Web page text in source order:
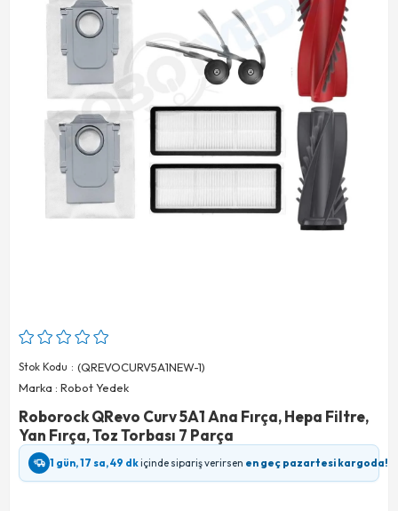
Stok Kodu
(QREVOCURV5A1NEW-1)
Marka : Robot Yedek
Roborock QRevo Curv 5A1 Ana Fırça, Hepa Filtre,
Yan Fırça, Toz Torbası 7 Parça
1 gün, 17 sa, 49 dkiçinde sipariş verirsen en geç pazartesi kargoda!